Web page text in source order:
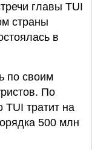
главы TUI
страны
в
по своим
По
тратит на
500 млн